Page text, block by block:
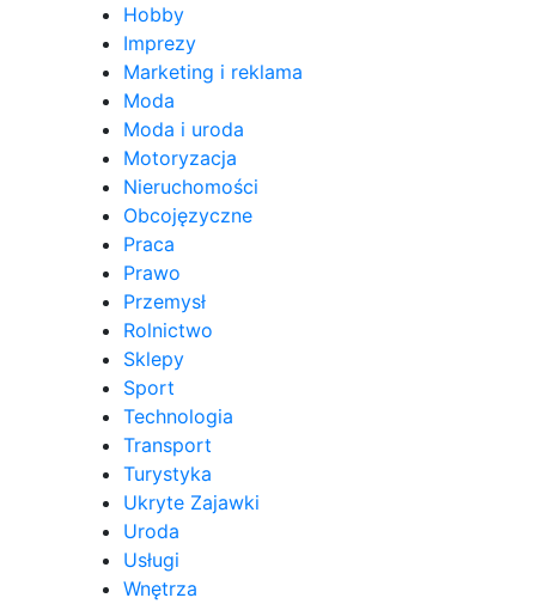
Hobby
Imprezy
Marketing i reklama
Moda
Moda i uroda
Motoryzacja
Nieruchomości
Obcojęzyczne
Praca
Prawo
Przemysł
Rolnictwo
Sklepy
Sport
Technologia
Transport
Turystyka
Ukryte Zajawki
Uroda
Usługi
Wnętrza